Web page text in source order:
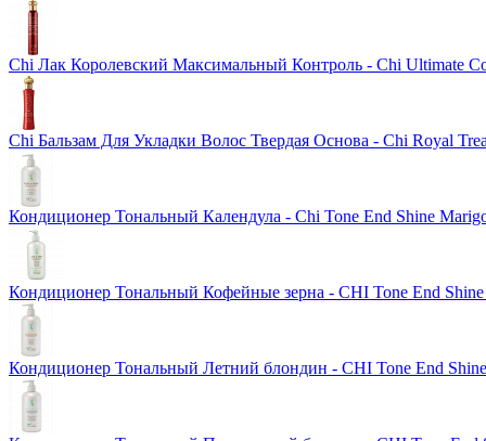
Chi Лак Королевский Максимальный Контроль - Chi Ultimate
Chi Бальзам Для Укладки Волос Твердая Основа - Chi Royal
Кондиционер Тональный Календула - Chi Tone End Shine
Кондиционер Тональный Кофейные зерна - CHI Tone End Shine
Кондиционер Тональный Летний блондин - CHI Tone End